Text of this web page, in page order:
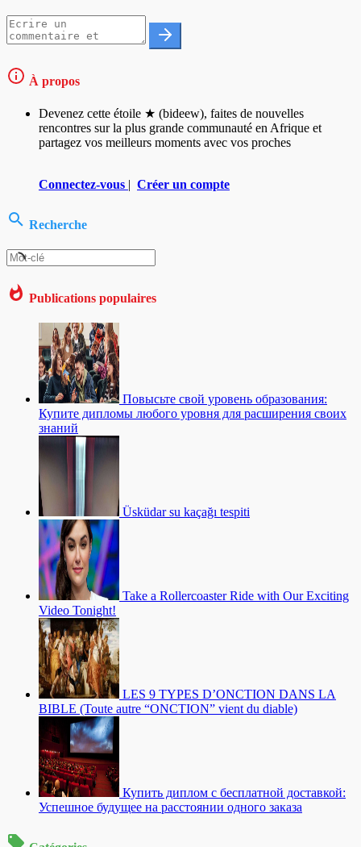
À propos
Devenez cette étoile ★ (bideew), faites de nouvelles
rencontres sur la plus grande communauté en Afrique et
partagez vos meilleurs moments avec vos proches
Connectez-vous | Créer un compte
Recherche
Publications populaires
Повысьте свой уровень образования:
Купите дипломы любого уровня для расширения своих
знаний
Üsküdar su kaçağı tespiti
Take a Rollercoaster Ride with Our Exciting
Video Tonight!
LES 9 TYPES D’ONCTION DANS LA
BIBLE (Toute autre “ONCTION” vient du diable)
Купить диплом с бесплатной доставкой:
Успешное будущее на расстоянии одного заказа